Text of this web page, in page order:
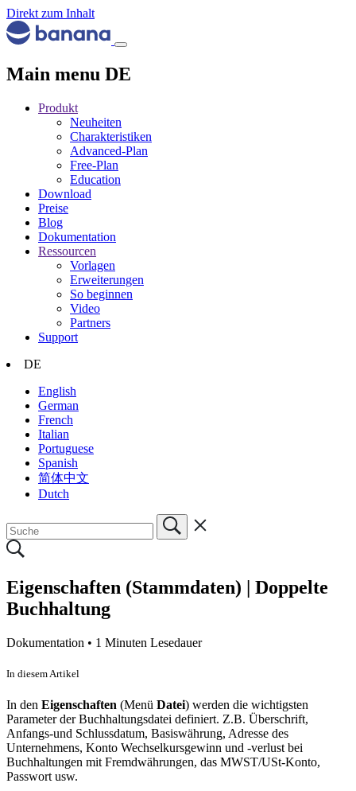
Direkt zum Inhalt
Main menu DE
Produkt
Neuheiten
Charakteristiken
Advanced-Plan
Free-Plan
Education
Download
Preise
Blog
Dokumentation
Ressourcen
Vorlagen
Erweiterungen
So beginnen
Video
Partners
Support
DE
English
German
French
Italian
Portuguese
Spanish
简体中文
Dutch
Eigenschaften (Stammdaten) | Doppelte
Buchhaltung
Dokumentation • 1 Minuten Lesedauer
In diesem Artikel
In den Eigenschaften (Menü Datei) werden die wichtigsten
Parameter der Buchhaltungsdatei definiert. Z.B. Überschrift,
Anfangs-und Schlussdatum, Basiswährung, Adresse des
Unternehmens, Konto Wechselkursgewinn und -verlust bei
Buchhaltungen mit Fremdwährungen, das MWST/USt-Konto,
Passwort usw.